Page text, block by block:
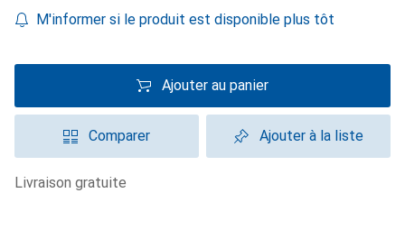
M'informer si le produit est disponible plus tôt
Ajouter au panier
Comparer Ajouter à la liste
livraison gratuite